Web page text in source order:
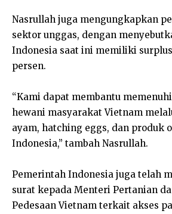
Nasrullah juga mengungkapkan
sektor unggas, dengan
Indonesia saat ini memiliki
persen.
“Kami dapat membantu
hewani masyarakat Vietnam
ayam, hatching eggs, dan produk
Indonesia,” tambah Nasrullah.
Pemerintah Indonesia juga telah
surat kepada Menteri Pertanian
Pedesaan Vietnam terkait akses